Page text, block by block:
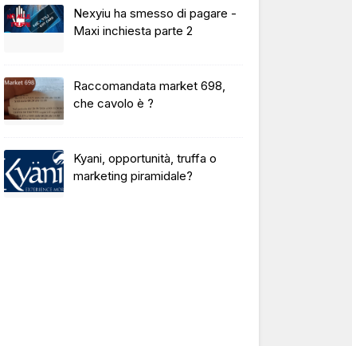
Nexyiu ha smesso di pagare -
Maxi inchiesta parte 2
Raccomandata market 698,
che cavolo è ?
Kyani, opportunità, truffa o
marketing piramidale?